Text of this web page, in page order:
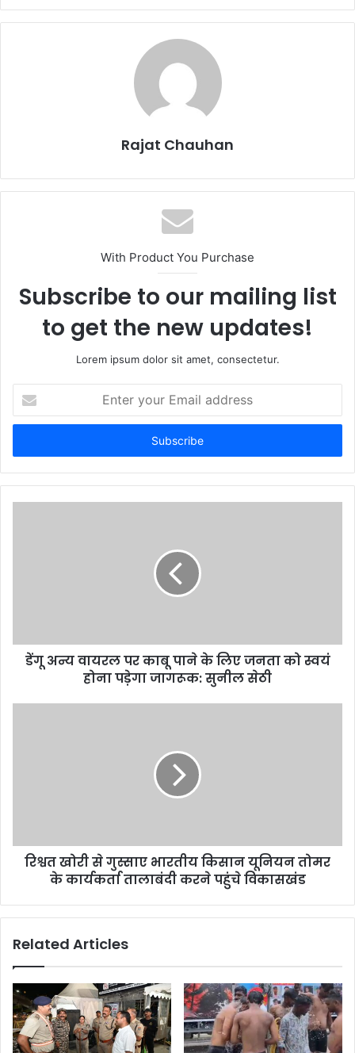
Rajat Chauhan
With Product You Purchase
Subscribe to our mailing list
to get the new updates!
Lorem ipsum dolor sit amet, consectetur.
your
Email
डेंगू अन्य वायरल पर काबू पाने के लिए जनता को स्वयं
होना पड़ेगा जागरूक: सुनील सेठी
रिश्वत खोरी से गुस्साए भारतीय किसान यूनियन तोमर
के कार्यकर्ता तालाबंदी करने पहुंचे विकासखंड
Related Articles